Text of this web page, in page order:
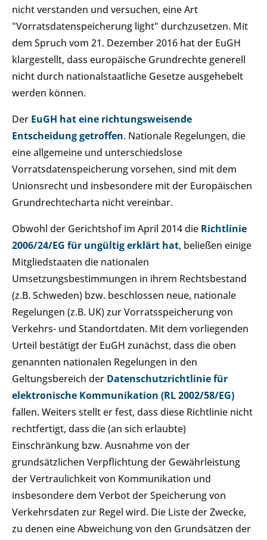
nicht verstanden und versuchen, eine Art
"Vorratsdatenspeicherung light" durchzusetzen. Mit
dem Spruch vom 21. Dezember 2016 hat der EuGH
klargestellt, dass europäische Grundrechte generell
nicht durch nationalstaatliche Gesetze ausgehebelt
werden können.
Der EuGH hat eine richtungsweisende
Entscheidung getroffen. Nationale Regelungen, die
eine allgemeine und unterschiedslose
Vorratsdatenspeicherung vorsehen, sind mit dem
Unionsrecht und insbesondere mit der Europäischen
Grundrechtecharta nicht vereinbar.
Obwohl der Gerichtshof im April 2014 die Richtlinie
2006/24/EG für ungültig erklärt hat, beließen einige
Mitgliedstaaten die nationalen
Umsetzungsbestimmungen in ihrem Rechtsbestand
(z.B. Schweden) bzw. beschlossen neue, nationale
Regelungen (z.B. UK) zur Vorratsspeicherung von
Verkehrs- und Standortdaten. Mit dem vorliegenden
Urteil bestätigt der EuGH zunächst, dass die oben
genannten nationalen Regelungen in den
Geltungsbereich der Datenschutzrichtlinie für
elektronische Kommunikation (RL 2002/58/EG)
fallen. Weiters stellt er fest, dass diese Richtlinie nicht
rechtfertigt, dass die (an sich erlaubte)
Einschränkung bzw. Ausnahme von der
grundsätzlichen Verpflichtung der Gewährleistung
der Vertraulichkeit von Kommunikation und
insbesondere dem Verbot der Speicherung von
Verkehrsdaten zur Regel wird. Die Liste der Zwecke,
zu denen eine Abweichung von den Grundsätzen der